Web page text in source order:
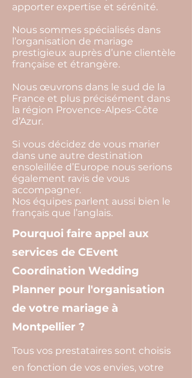
apporter expertise et sérénité.
Nous sommes spécialisés dans
l’organisation de mariage
prestigieux auprès d’une clientèle
française et étrangère.
Nous œuvrons dans le sud de la
France et plus précisément dans
la région Provence-Alpes-Côte
d’Azur.
Si vous décidez de vous marier
dans une autre destination
ensoleillée d’Europe nous serions
également ravis de vous
accompagner.
Nos équipes parlent aussi bien le
français que l’anglais.
Pourquoi faire appel aux
services de CEvent
Coordination Wedding
Planner pour l'organisation
de votre mariage à
Montpellier ?
Tous vos prestataires sont choisis
en fonction de vos envies, votre